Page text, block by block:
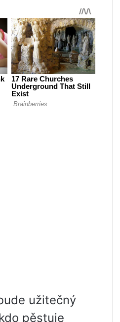
užitečný
pěstuje